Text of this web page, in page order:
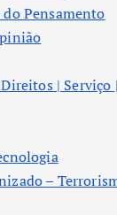
Pensamento
|
–